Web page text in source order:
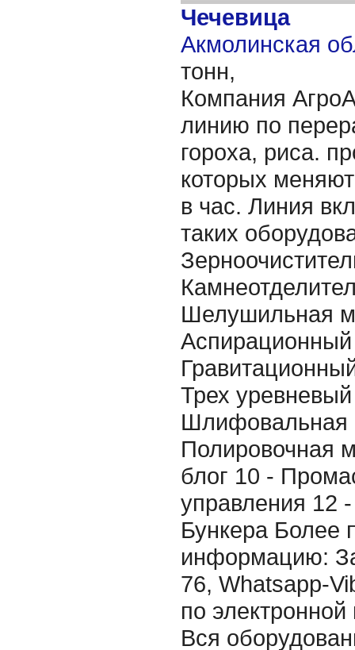
Чечевица
Акмолинская
тонн,
Компания
линию по
гороха, риса.
которых
в час. Линия
таких
Шелушильная
Трех
Шлифовальная
Полировочная
блог 10 -
управления 12
Бункера Более
информацию:
76, Whatsapp-
по
Вся